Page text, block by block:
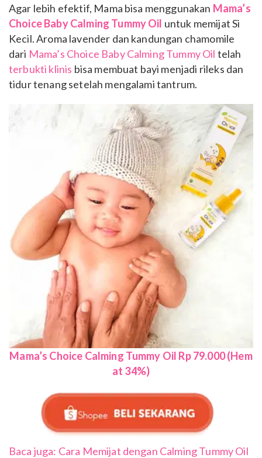
Agar lebih efektif, Mama bisa menggunakan Mama’s
Choice Baby Calming Tummy Oil untuk memijat Si
Kecil. Aroma lavender dan kandungan chamomile
dari Mama’s Choice Baby Calming Tummy Oil telah
terbukti klinis bisa membuat bayi menjadi rileks dan
tidur tenang setelah mengalami tantrum.
Mama’s Choice Calming Tummy Oil Rp 79.000 (Hem
at 34%)
Baca juga: Cara Memijat dengan Calming Tummy Oil